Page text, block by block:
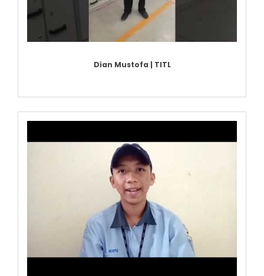
Dian Mustofa | TITL